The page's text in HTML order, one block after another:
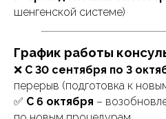
шенгенской системе)
График работы
❌ С 30 сентября по 3
перерыв (подготовка к
✅ С 6 октября –